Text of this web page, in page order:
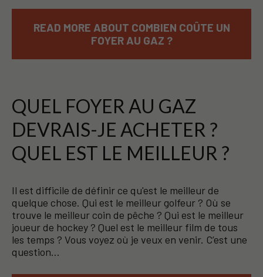
READ MORE ABOUT COMBIEN COÛTE UN
FOYER AU GAZ ?
QUEL FOYER AU GAZ
DEVRAIS-JE ACHETER ?
QUEL EST LE MEILLEUR ?
Il est difficile de définir ce qu'est le meilleur de
quelque chose. Qui est le meilleur golfeur ? Où se
trouve le meilleur coin de pêche ? Qui est le meilleur
joueur de hockey ? Quel est le meilleur film de tous
les temps ? Vous voyez où je veux en venir. C’est une
question…